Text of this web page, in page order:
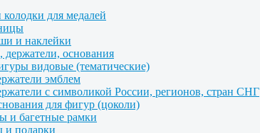
для медалей
и наклейки
основания
видовые (тематические)
эмблем
с символикой России, регионов, стран СНГ
для фигур (цоколи)
и багетные рамки
и подарки